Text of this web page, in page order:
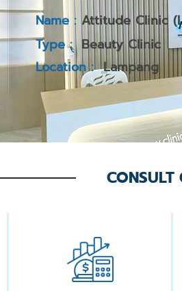
Name : Attitude Clinic
Type : Beauty Clinic
Location : Lampang
CONSULT